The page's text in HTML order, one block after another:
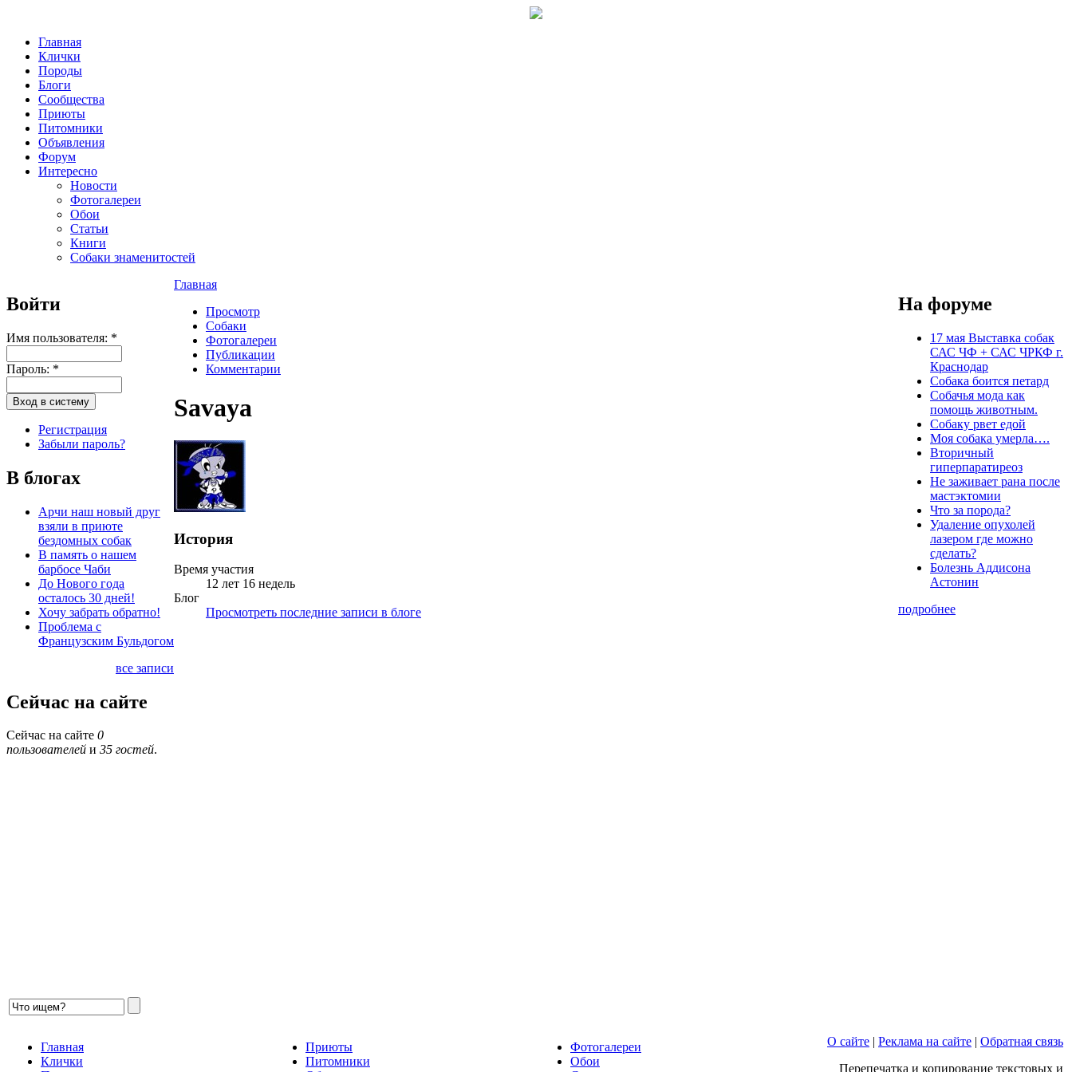
Главная
Клички
Породы
Блоги
Сообщества
Приюты
Питомники
Объявления
Форум
Интересно
Новости
Фотогалереи
Обои
Статьи
Книги
Собаки знаменитостей
Войти
Имя пользователя: *
Пароль: *
Регистрация
Забыли пароль?
В блогах
Арчи наш новый друг
взяли в приюте
бездомных собак
В память о нашем
барбосе Чаби
До Нового года
осталось 30 дней!
Хочу забрать обратно!
Проблема с
Французским Бульдогом
все записи
Сейчас на сайте
Сейчас на сайте 0
пользователей и 35 гостей.
Главная
Просмотр
Собаки
Фотогалереи
Публикации
Комментарии
Savaya
История
Время участия
12 лет 16 недель
Блог
Просмотреть последние записи в блоге
На форуме
17 мая Выставка собак
САС ЧФ + САС ЧРКФ г.
Краснодар
Собака боится петард
Собачья мода как
помощь животным.
Собаку рвет едой
Моя собака умерла….
Вторичный
гиперпаратиреоз
Не заживает рана после
мастэктомии
Что за порода?
Удаление опухолей
лазером где можно
сделать?
Болезнь Аддисона
Астонин
подробнее
Главная
Клички
Приюты
Питомники
Фотогалереи
Обои
О сайте | Реклама на сайте | Обратная связь
Перепечатка и копирование текстовых и